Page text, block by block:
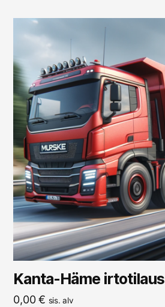
Kanta-Häme irtotilaus
0,00€ sis. alv